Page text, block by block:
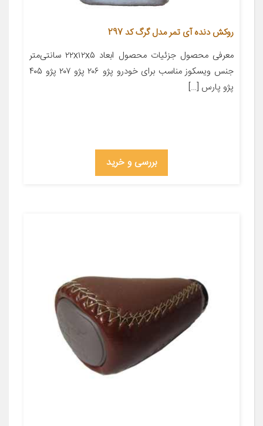
روکش دنده آی تمر مدل گرگ کد 297
معرفی محصول جزئیات محصول ابعاد ۲۲x۱۲x۵ سانتی‌متر
جنس ویسکوز مناسب برای خودرو پژو ۲۰۶ پژو ۲۰۷ پژو ۴۰۵
پژو پارس […]
بررسی و خرید